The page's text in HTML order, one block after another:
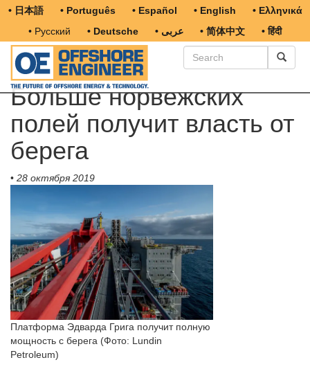
• 日本語 • Português • Español • English
• Ελληνικά
• Русский
• Deutsche • عربى • 简体中文 • हिंदी
Больше норвежских
полей получит власть от
берега
• 28 октября 2019
Платформа Эдварда Грига получит полную
мощность с берега (Фото: Lundin
Petroleum)